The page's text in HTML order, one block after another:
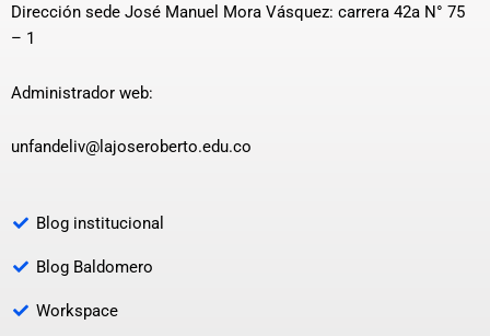
Dirección sede José Manuel Mora Vásquez: carrera 42a N° 75
– 1
Administrador web:
unfandeliv@lajoseroberto.edu.co
Blog institucional
Blog Baldomero
Workspace